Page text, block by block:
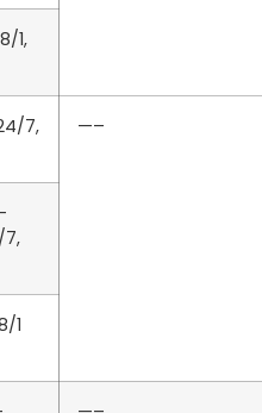
1,
7,
—–
7,
1